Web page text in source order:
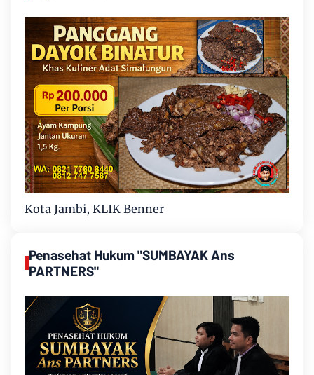
Kota Jambi, KLIK Benner
Penasehat Hukum "SUMBAYAK Ans
PARTNERS"